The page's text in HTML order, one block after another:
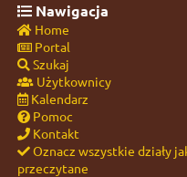
Nawigacja
Home
Portal
Szukaj
Użytkownicy
Kalendarz
Pomoc
Kontakt
Oznacz wszystkie działy
przeczytane